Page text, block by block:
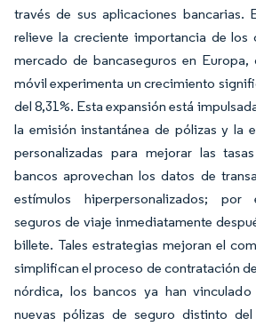
través de sus aplicaciones bancarias.
relieve la creciente importancia de los
mercado de bancaseguros en
móvil experimenta un crecimiento
del 8,31%. Esta expansión está
la emisión instantánea de pólizas y la
personalizadas para mejorar las
bancos aprovechan los datos de
estímulos hiperpersonalizados; por
seguros de viaje inmediatamente
billete. Tales estrategias mejoran el
simplifican el proceso de contratación
nórdica, los bancos ya han
nuevas pólizas de seguro distinto